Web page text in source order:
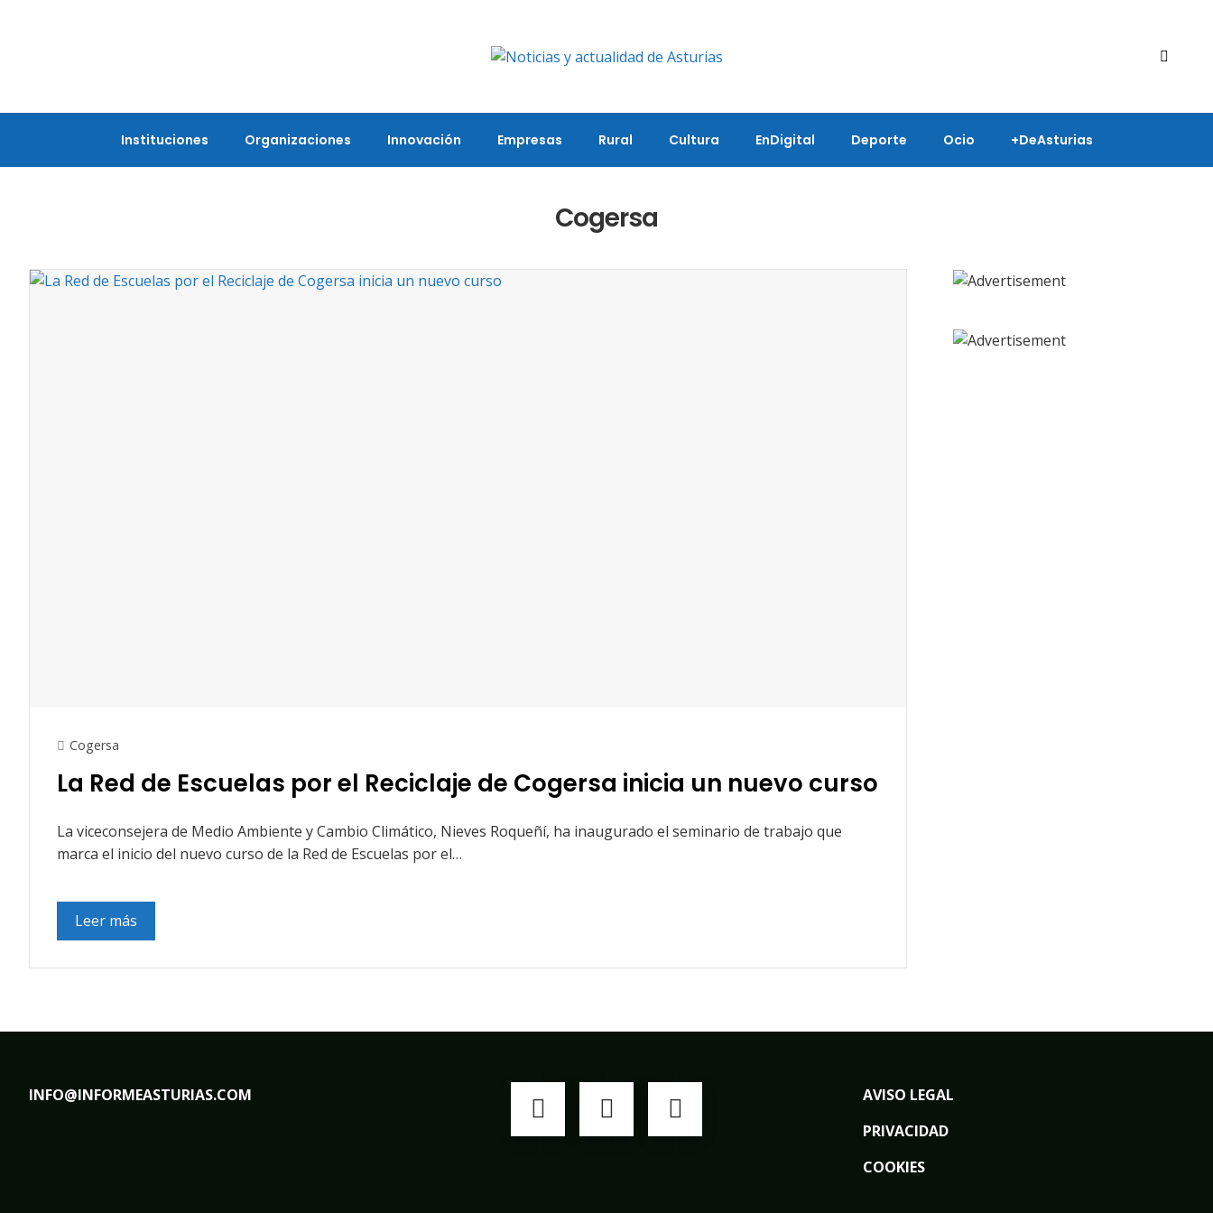
Instituciones Organizaciones Innovación Empresas Rural Cultura EnDigital Deporte Ocio +deAsturias
Cogersa
Cogersa
La Red de Escuelas por el Reciclaje de Cogersa inicia un nuevo curso
La viceconsejera de Medio Ambiente y Cambio Climático, Nieves Roqueñí, ha inaugurado el seminario de trabajo que
marca el inicio del nuevo curso de la Red de Escuelas por el…
Leer más
INFO@INFORMEASTURIAS.COM
AVISO LEGAL
PRIVACIDAD
COOKIES